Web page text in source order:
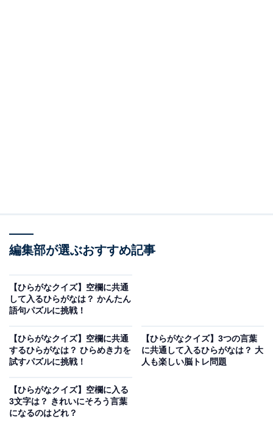
編集部が選ぶおすすめ記事
【ひらがなクイズ】空欄に共通
して入るひらがなは？ かんたん
語句パズルに挑戦！
【ひらがなクイズ】空欄に共通
するひらがなは？ ひらめき力を
試すパズルに挑戦！
【ひらがなクイズ】3つの言葉
に共通して入るひらがなは？ 大
人も楽しい脳トレ問題
【ひらがなクイズ】空欄に入る
3文字は？ きれいにそろう言葉
になるのはどれ？